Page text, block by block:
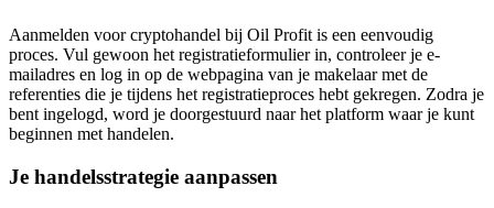
Aanmelden voor cryptohandel bij Oil Profit is een eenvoudig
proces. Vul gewoon het registratieformulier in, controleer je e-
mailadres en log in op de webpagina van je makelaar met de
referenties die je tijdens het registratieproces hebt gekregen. Zodra je
bent ingelogd, word je doorgestuurd naar het platform waar je kunt
beginnen met handelen.
Je handelsstrategie aanpassen